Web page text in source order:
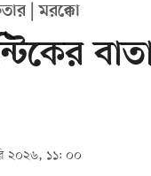
| মরক্কো
২০২৬, ১১: ০০